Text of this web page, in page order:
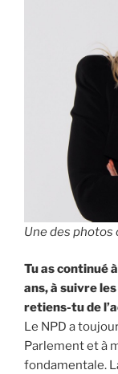
Une des
Tu as continué
ans, à suivre
retiens-tu de
Le NPD a
Parlement et à
fondamentale.